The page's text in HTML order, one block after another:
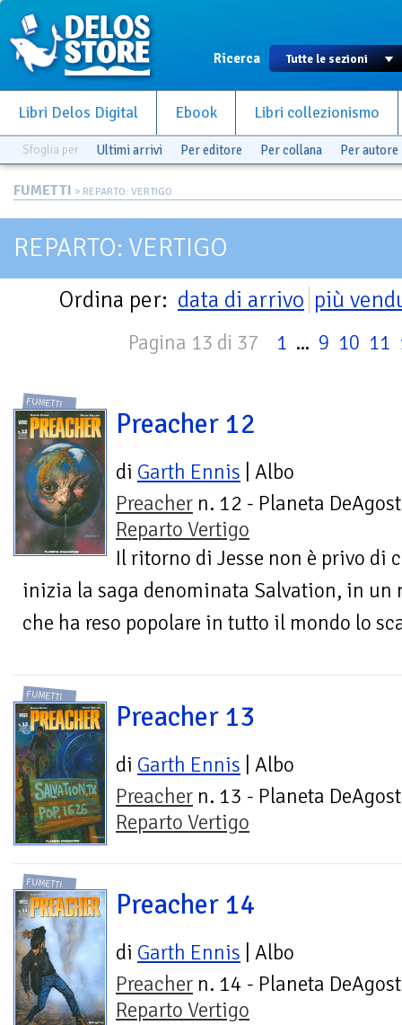
Ricerca
Libri Delos Digital Ebook Libri collezionismo
Sfoglia per Ultimi arrivi Per editore Per collana Per autore
FUMETTI > REPARTO: VERTIGO
REPARTO: VERTIGO
Ordina per: data di arrivo più
Pagina 13 di 37 1 ... 9 10 11
FUMETTI
Preacher 12
di Garth Ennis | Albo
Preacher n. 12 - Planeta
Reparto Vertigo
Il ritorno di Jesse non è privo di
inizia la saga denominata Salvation, in un
che ha reso popolare in tutto il mondo lo
FUMETTI
Preacher 13
di Garth Ennis | Albo
Preacher n. 13 - Planeta
Reparto Vertigo
FUMETTI
Preacher 14
di Garth Ennis | Albo
Preacher n. 14 - Planeta
Reparto Vertigo